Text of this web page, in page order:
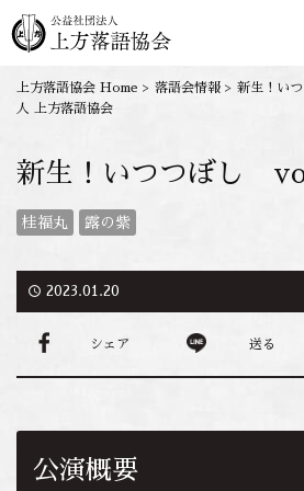
上方落語協会 Home > 落語会情報 > 新生！い
人 上方落語協会
新生！いつつぼし
桂福丸 露の紫
access_time 2023.01.20
シェア 送る
公演概要